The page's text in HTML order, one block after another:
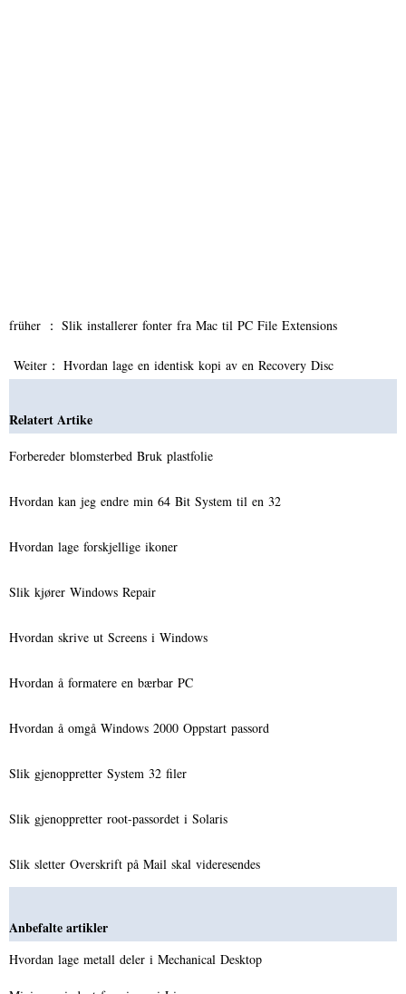
früher ： Slik installerer fonter fra Mac til PC File Extensions
Weiter： Hvordan lage en identisk kopi av en Recovery Disc
Relatert Artike
Forbereder blomsterbed Bruk plastfolie
Hvordan kan jeg endre min 64 Bit System til en 32
Hvordan lage forskjellige ikoner
Slik kjører Windows Repair
Hvordan skrive ut Screens i Windows
Hvordan å formatere en bærbar PC
Hvordan å omgå Windows 2000 Oppstart passord
Slik gjenoppretter System 32 filer
Slik gjenoppretter root-passordet i Solaris
Slik sletter Overskrift på Mail skal videresendes
Anbefalte artikler
Hvordan lage metall deler i Mechanical Desktop